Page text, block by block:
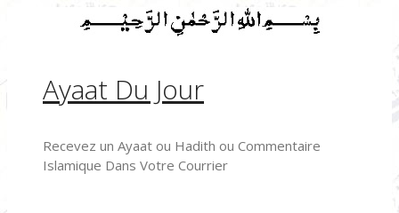
Ayaat Du Jour
Recevez un Ayaat ou Hadith ou Commentaire
Islamique Dans Votre Courrier